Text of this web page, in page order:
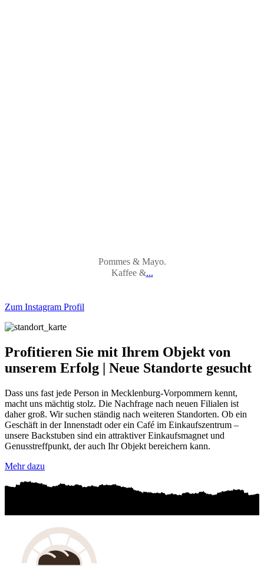
Pommes & Mayo.
Kaffee &...
Zum Instagram Profil
Profitieren Sie mit Ihrem Objekt von
unserem Erfolg | Neue Standorte gesucht
Dass uns fast jede Person in Mecklenburg-Vorpommern kennt,
macht uns mächtig stolz. Die Nachfrage nach neuen Filialen ist
daher groß. Wir suchen ständig nach weiteren Standorten. Ob ein
Geschäft in der Innenstadt oder ein Café im Einkaufszentrum –
unsere Backstuben sind ein attraktiver Einkaufsmagnet und
Genusstreffpunkt, der auch Ihr Objekt bereichern kann.
Mehr dazu